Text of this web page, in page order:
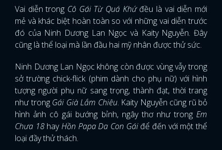
Vai diễn trong Cô Gái Từ Quá Khứđều là vai diễn mới
mẻ và khác biệt hoàn toàn so với những vai diễn trước
đó của Ninh Dương Lan Ngọc và Kaity Nguyễn. Đây
cũng là thể loại mà lần đầu hai mỹ nhân được thử sức.
Ninh Dương Lan Ngọc không còn được vùng vẫy trong
sở trường chick-flick (phim dành cho phụ nữ) với hình
tượng người phụ nữ sang trọng, thành đạt, thời trang
như trong Gái Già Lắm Chiêu. Kaity Nguyễn cũng rũ bỏ
hình ảnh cô gái bướng bỉnh, ngây thơ như trong Em
Chưa 18hayHồn Papa Da Con Gái để đến với một thể
loại đầy thử thách.